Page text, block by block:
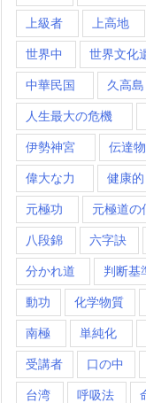
上級者 上高地
世界中 世界文化
中華民国 久高島
人生最大の危機
伊勢神宮 伝達
偉大な力 健康的
元極功 元極道の
八段錦 六字訣
分かれ道 判断基
動功 化学物質
南極 単純化
受講者 口の中
台湾 呼吸法